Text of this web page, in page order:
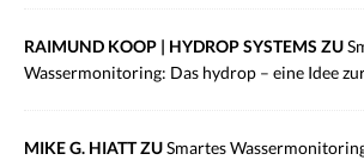
RAIMUND KOOP | HYDROP SYSTEMS ZU
Wassermonitoring: Das hydrop – eine Idee
MIKE G. HIATT ZUSmartes